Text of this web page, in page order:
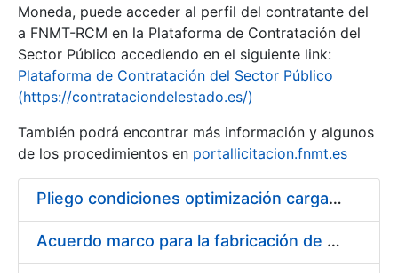
Mostrar/Ocultar
Moneda, puede acceder al perfil del contratante del
a FNMT-RCM en la Plataforma de Contratación del
Sector Público accediendo en el siguiente link:
Plataforma de Contratación del Sector Público
(https://contrataciondelestado.es/)
También podrá encontrar más información y algunos
de los procedimientos en portallicitacion.fnmt.es
Pliego condiciones optimización cargas compras firmado
Acuerdo marco para la fabricación de piezas